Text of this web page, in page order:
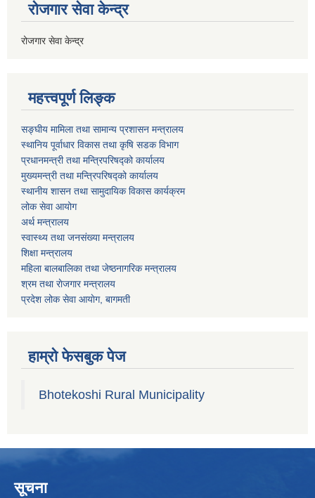
रोजगार सेवा केन्द्र
रोजगार सेवा केन्द्र
महत्त्वपूर्ण लिङ्क
सङ्घीय मामिला तथा सामान्य प्रशासन मन्त्रालय
स्थानिय पूर्वाधार विकास तथा कृषि सडक विभाग
प्रधानमन्त्री तथा मन्त्रिपरिषद्को कार्यालय
मुख्यमन्त्री तथा मन्त्रिपरिषद्को कार्यालय
स्थानीय शासन तथा सामुदायिक विकास कार्यक्रम
लोक सेवा आयोग
अर्थ मन्त्रालय
स्वास्थ्य तथा जनस‌ंख्या मन्त्रालय
शिक्षा मन्त्रालय
महिला बालबालिका तथा जेष्ठनागरिक मन्त्रालय
श्रम तथा राेजगार मन्त्रालय
प्रदेश लोक सेवा आयाेग, बागमती
हाम्रो फेसबुक पेज
Bhotekoshi Rural Municipality
सूचना